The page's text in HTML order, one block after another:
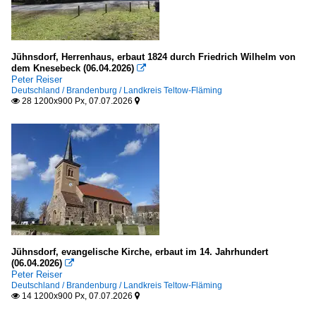
Jühnsdorf, Herrenhaus, erbaut 1824 durch Friedrich Wilhelm von
dem Knesebeck (06.04.2026) 
Peter Reiser
Deutschland / Brandenburg / Landkreis Teltow-Fläming
 28 1200x900 Px, 07.07.2026 
Jühnsdorf, evangelische Kirche, erbaut im 14. Jahrhundert
(06.04.2026) 
Peter Reiser
Deutschland / Brandenburg / Landkreis Teltow-Fläming
 14 1200x900 Px, 07.07.2026 